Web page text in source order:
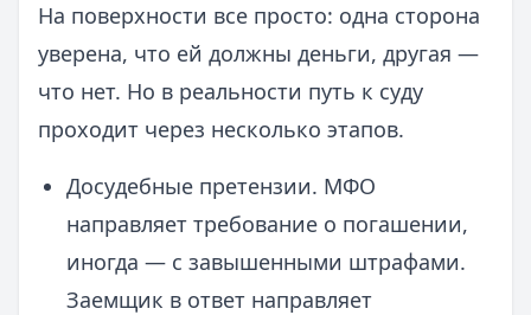
На поверхности все просто: одна сторона
уверена, что ей должны деньги, другая —
что нет. Но в реальности путь к суду
проходит через несколько этапов.
Досудебные претензии. МФО
направляет требование о погашении,
иногда — с завышенными штрафами.
Заемщик в ответ направляет